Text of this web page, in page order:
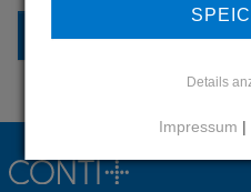
Details
Impressum |